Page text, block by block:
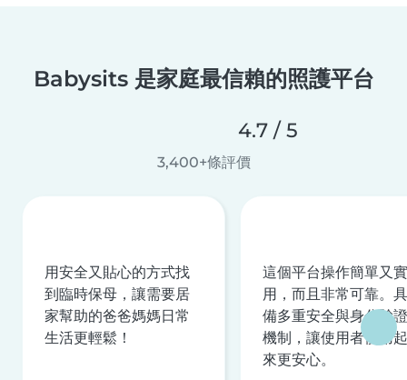
Babysits 是家庭最信賴的照護平台
4.7 / 5
3,400+條評價
用安全又貼心的方式找
到臨時保母，讓需要居
家幫助的爸爸媽媽日常
生活更輕鬆！
這個平台操作簡單又實
用，而且非常可靠。具
備多重安全與身分驗證
機制，讓使用者使用起
來更安心。